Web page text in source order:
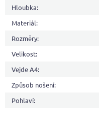
Hloubka:
Materiál:
Rozměry:
Velikost:
Vejde A4:
Způsob nošení:
Pohlaví: